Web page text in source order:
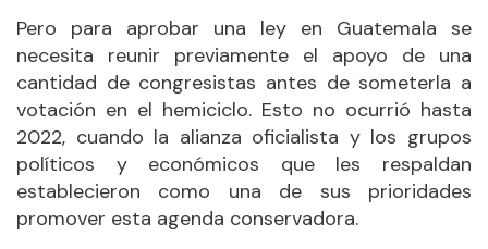
Pero para aprobar una ley en Guatemala se
necesita reunir previamente el apoyo de una
cantidad de congresistas antes de someterla a
votación en el hemiciclo. Esto no ocurrió hasta
2022, cuando la alianza oficialista y los grupos
políticos y económicos que les respaldan
establecieron como una de sus prioridades
promover esta agenda conservadora.